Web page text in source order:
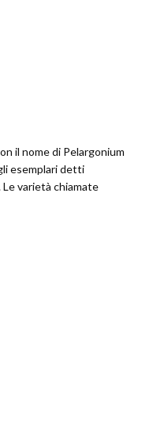
il nome di Pelargonium
esemplari detti
Le varietà chiamate